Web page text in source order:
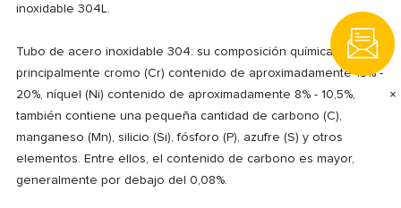
×
inoxidable 304L.
Tubo de acero inoxidable 304: su composición química es
principalmente cromo (Cr) contenido de aproximadamente 18% -
20%, níquel (Ni) contenido de aproximadamente 8% - 10,5%,
también contiene una pequeña cantidad de carbono (C),
manganeso (Mn), silicio (Si), fósforo (P), azufre (S) y otros
elementos. Entre ellos, el contenido de carbono es mayor,
generalmente por debajo del 0,08%.